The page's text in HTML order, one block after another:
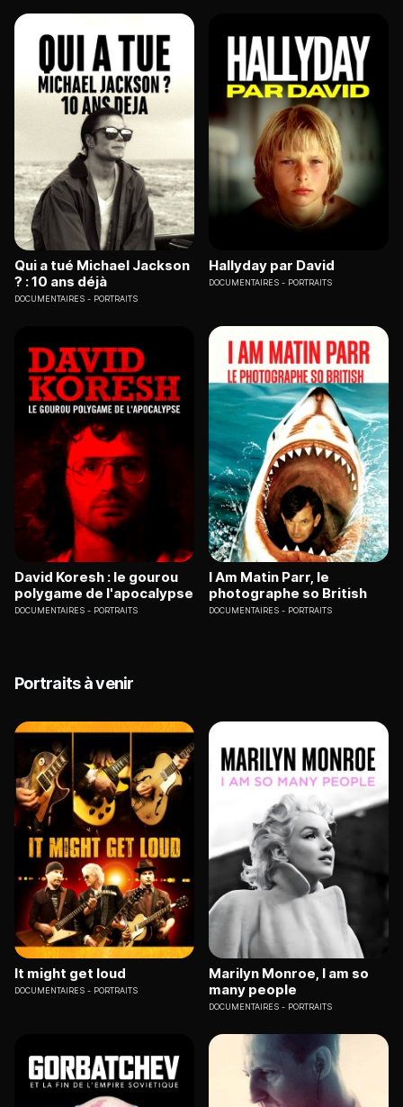
Qui a tué Michael Jackson
? : 10 ans déjà
DOCUMENTAIRES PORTRAITS
Hallyday par David
DOCUMENTAIRES PORTRAITS
David Koresh : le gourou
polygame de l'apocalypse
DOCUMENTAIRES PORTRAITS
I Am Matin Parr, le
photographe so British
DOCUMENTAIRES PORTRAITS
Portraits à venir
It might get loud
DOCUMENTAIRES PORTRAITS
Marilyn Monroe, I am so
many people
DOCUMENTAIRES PORTRAITS